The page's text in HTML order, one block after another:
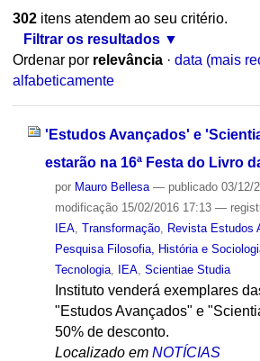
302itens atendem ao seu critério.
Filtrar os resultados
Ordenar por relevância · data (mais
alfabeticamente
'Estudos Avançados' e
estarão na 16ª Festa do Livro
por Mauro Bellesa — publicado03/12/
modificação15/02/2016 17:13 —
IEA, Transformação, Revista Estudos
Pesquisa Filosofia, História e
Tecnologia, IEA, Scientiae Studia
Instituto venderá exemplares
"Estudos Avançados" e
50% de desconto.
Localizado em NOTÍCIAS